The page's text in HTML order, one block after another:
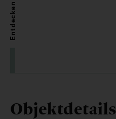
Entdecken
Objektdetails